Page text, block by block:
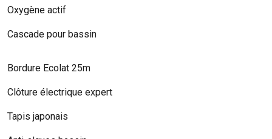
Oxygène actif
Cascade pour bassin
Bordure Ecolat 25m
Clôture électrique expert
Tapis japonais